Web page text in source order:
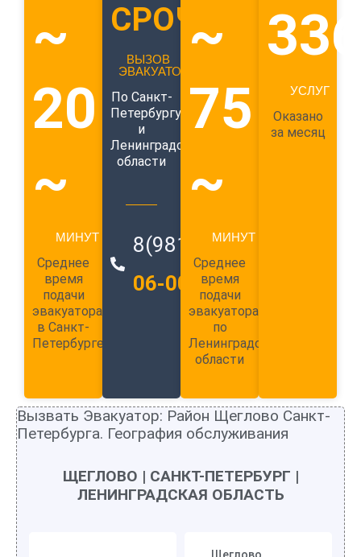
~
20
~
МИНУТ
Среднее
время
подачи
эвакуатора
в Санкт-
Петербурге
СРОЧНЫЙ
ВЫЗОВ
ЭВАКУАТОРА
По Санкт-
Петербургу
и
Ленинградской
области
8(981)
989-
06-00
~
75
~
МИНУТ
Среднее
время
подачи
эвакуатора
по
Ленинградской
области
УСЛУГ
Оказано
за месяц
Вызвать Эвакуатор: Район Щеглово Санкт-
Петербурга. География обслуживания
ЩЕГЛОВО | САНКТ-ПЕТЕРБУРГ |
ЛЕНИНГРАДСКАЯ ОБЛАСТЬ